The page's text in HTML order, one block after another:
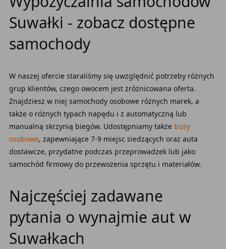
Suwałki - zobacz dostępne
samochody
W naszej ofercie staraliśmy się uwzględnić potrzeby różnych
grup klientów, czego owocem jest zróżnicowana oferta.
Znajdziesz w niej samochody osobowe różnych marek, a
także o różnych typach napędu i z automatyczną lub
manualną skrzynią biegów. Udostępniamy także busy
osobowe, zapewniające 7-9 miejsc siedzących oraz auta
dostawcze, przydatne podczas przeprowadzek lub jako
samochód firmowy do przewożenia sprzętu i materiałów.
Najczęściej zadawane
pytania o wynajmie aut w
Suwałkach